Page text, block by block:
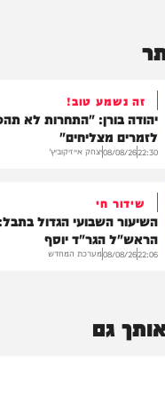
זה נשמע טוב!
יהודה בורן: "התחרות לא
לזמרים מצליחים"
22:30
08/08/26יצחק אייזיקוביץ'
שידור חי
השיעור השבועי הגדול
הראש"ל הגר"ד יוסף
22:06
08/08/26מערכת המחדש
אותך גם